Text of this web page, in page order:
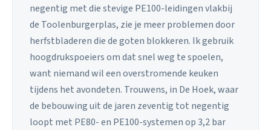
negentig met die stevige PE100-leidingen vlakbij
de Toolenburgerplas, zie je meer problemen door
herfstbladeren die de goten blokkeren. Ik gebruik
hoogdrukspoeiers om dat snel weg te spoelen,
want niemand wil een overstromende keuken
tijdens het avondeten. Trouwens, in De Hoek, waar
de bebouwing uit de jaren zeventig tot negentig
loopt met PE80- en PE100-systemen op 3,2 bar